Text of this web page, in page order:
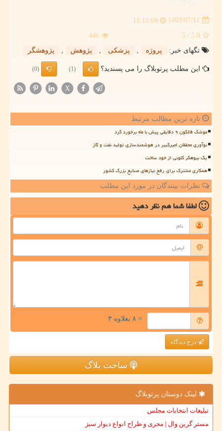
1403/07/11
11:15:09
5.0
/ 5
446
تگهای خبر:
پروژه , پزشكی , پژوهش , پژوهشگر
این مطلب پرتوبلاگ را می پسندید؟ (1)
(0)
X
تازه ترین مطالب مرتبط
موشک فالکون ۹ دقایقی پیش با ماه برخورد کرد
نوآوری محققان امیرکبیر در هوشمندسازی تولید نفت و گاز
یک بیوهکر کلونی از خود ساخت
همکاری مشترک برای رفع نیازهای صنایع بزرگ کشور
نظرات بینندگان در مورد این مطلب
لطفا شما همنظر دهید
= ۸ بعلاوه ۳
درج دیدگاه
ساخت بلاگ
لینک دوستان پرتوبلاگ
تبلیغات انتخابات مجلس
مستر گرین وال | مجری و طراح انواع دیوار سبز